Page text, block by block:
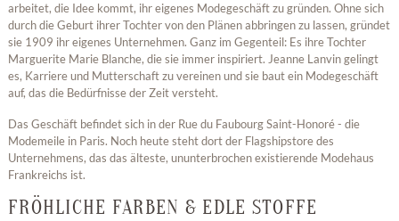
arbeitet, die Idee kommt, ihr eigenes Modegeschäft zu gründen. Ohne sich
durch die Geburt ihrer Tochter von den Plänen abbringen zu lassen, gründet
sie 1909 ihr eigenes Unternehmen. Ganz im Gegenteil: Es ihre Tochter
Marguerite Marie Blanche, die sie immer inspiriert. Jeanne Lanvin gelingt
es, Karriere und Mutterschaft zu vereinen und sie baut ein Modegeschäft
auf, das die Bedürfnisse der Zeit versteht.
Das Geschäft befindet sich in der Rue du Faubourg Saint-Honoré - die
Modemeile in Paris. Noch heute steht dort der Flagshipstore des
Unternehmens, das das älteste, ununterbrochen existierende Modehaus
Frankreichs ist.
FRÖHLICHE FARBEN & EDLE STOFFE